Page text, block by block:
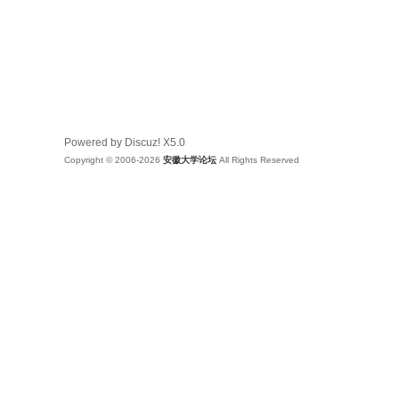
Powered by Discuz! X5.0
Copyright © 2006-2026 安徽大学论坛 All Rights Reserved